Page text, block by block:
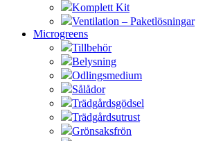
Komplett Kit
Ventilation – Paketlösningar
Microgreens
Tillbehör
Belysning
Odlingsmedium
Sålådor
Trädgårdsgödsel
Trädgårdsutrust
Grönsaksfrön